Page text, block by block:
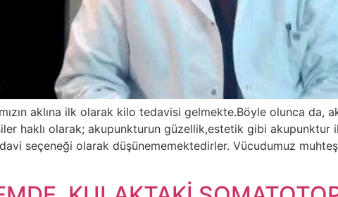
aklına ilk olarak kilo tedavisi gelmekte.Böyle olunca da,
haklı olarak; akupunkturun güzellik,estetik gibi
seçeneği olarak düşünememektedirler. Vücudumuz